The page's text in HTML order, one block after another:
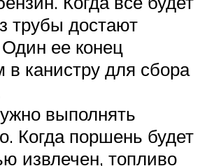
трубы достают
Один ее конец
в канистру для сбора
выполнять
Когда поршень будет
извлечен, топливо